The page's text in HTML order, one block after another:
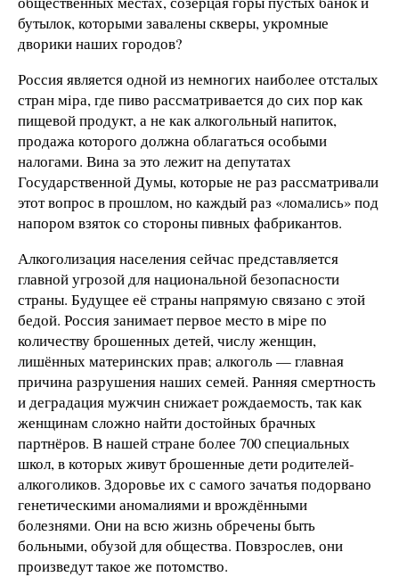
бутылок, которыми завалены скверы, укромные
дворики наших городов?
Россия является одной из немногих наиболее отсталых
стран мiра, где пиво рассматривается до сих пор как
пищевой продукт, а не как алкогольный напиток,
продажа которого должна облагаться особыми
налогами. Вина за это лежит на депутатах
Государственной Думы, которые не раз рассматривали
этот вопрос в прошлом, но каждый раз «ломались» под
напором взяток со стороны пивных фабрикантов.
Алкоголизация населения сейчас представляется
главной угрозой для национальной безопасности
страны. Будущее её страны напрямую связано с этой
бедой. Россия занимает первое место в мiре по
количеству брошенных детей, числу женщин,
лишённых материнских прав; алкоголь — главная
причина разрушения наших семей. Ранняя смертность
и деградация мужчин снижает рождаемость, так как
женщинам сложно найти достойных брачных
партнёров. В нашей стране более 700 специальных
школ, в которых живут брошенные дети родителей-
алкоголиков. Здоровье их с самого зачатья подорвано
генетическими аномалиями и врождёнными
болезнями. Они на всю жизнь обречены быть
больными, обузой для общества. Повзрослев, они
произведут такое же потомство.